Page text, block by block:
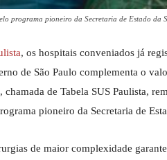
programa pioneiro da Secretaria de Estado da
, os hospitais conveniados já
de São Paulo complementa o
de Tabela SUS Paulista,
pioneiro da Secretaria de
de maior complexidade